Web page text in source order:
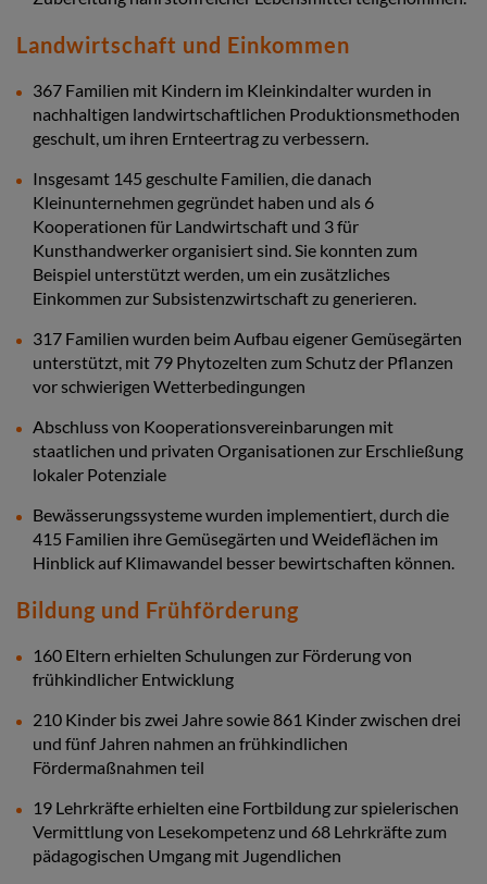
Landwirtschaft und Einkommen
367 Familien mit Kindern im Kleinkindalter wurden in
nachhaltigen landwirtschaftlichen Produktionsmethoden
geschult, um ihren Ernteertrag zu verbessern.
Insgesamt 145 geschulte Familien, die danach
Kleinunternehmen gegründet haben und als 6
Kooperationen für Landwirtschaft und 3 für
Kunsthandwerker organisiert sind. Sie konnten zum
Beispiel unterstützt werden, um ein zusätzliches
Einkommen zur Subsistenzwirtschaft zu generieren.
317 Familien wurden beim Aufbau eigener Gemüsegärten
unterstützt, mit 79 Phytozelten zum Schutz der Pflanzen
vor schwierigen Wetterbedingungen
Abschluss von Kooperationsvereinbarungen mit
staatlichen und privaten Organisationen zur Erschließung
lokaler Potenziale
Bewässerungssysteme wurden implementiert, durch die
415 Familien ihre Gemüsegärten und Weideflächen im
Hinblick auf Klimawandel besser bewirtschaften können.
Bildung und Frühförderung
160 Eltern erhielten Schulungen zur Förderung von
frühkindlicher Entwicklung
210 Kinder bis zwei Jahre sowie 861 Kinder zwischen drei
und fünf Jahren nahmen an frühkindlichen
Fördermaßnahmen teil
19 Lehrkräfte erhielten eine Fortbildung zur spielerischen
Vermittlung von Lesekompetenz und 68 Lehrkräfte zum
pädagogischen Umgang mit Jugendlichen